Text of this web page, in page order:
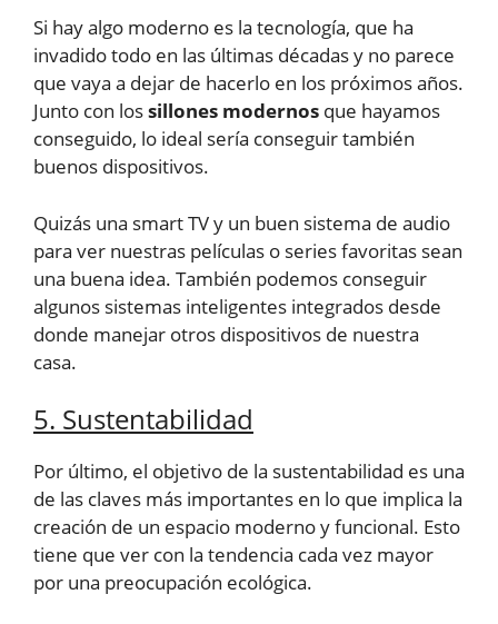
Si hay algo moderno es la tecnología, que ha
invadido todo en las últimas décadas y no parece
que vaya a dejar de hacerlo en los próximos años.
Junto con lossillones modernos que hayamos
conseguido, lo ideal sería conseguir también
buenos dispositivos.
Quizás una smart TV y un buen sistema de audio
para ver nuestras películas o series favoritas sean
una buena idea. También podemos conseguir
algunos sistemas inteligentes integrados desde
donde manejar otros dispositivos de nuestra
casa.
5. Sustentabilidad
Por último, el objetivo de la sustentabilidad es una
de las claves más importantes en lo que implica la
creación de un espacio moderno y funcional. Esto
tiene que ver con la tendencia cada vez mayor
por una preocupación ecológica.